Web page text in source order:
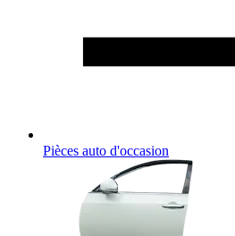
Pièces auto d'occasion